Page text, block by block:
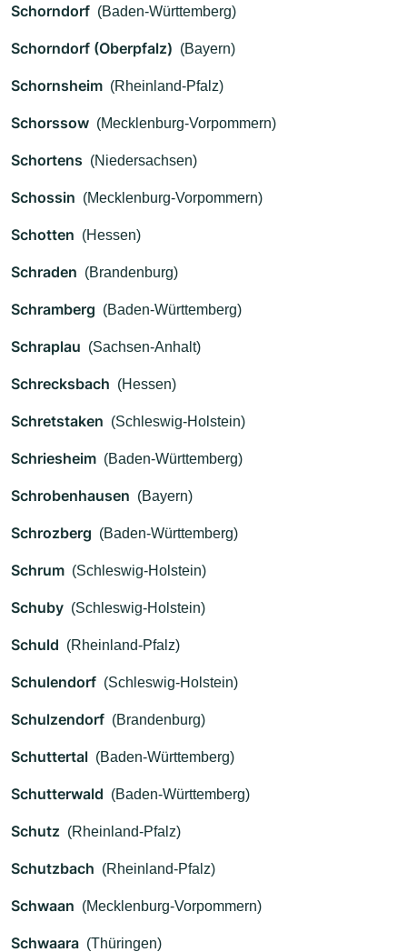
Schorndorf (Baden-Württemberg)
Schorndorf (Oberpfalz) (Bayern)
Schornsheim (Rheinland-Pfalz)
Schorssow (Mecklenburg-Vorpommern)
Schortens (Niedersachsen)
Schossin (Mecklenburg-Vorpommern)
Schotten (Hessen)
Schraden (Brandenburg)
Schramberg (Baden-Württemberg)
Schraplau (Sachsen-Anhalt)
Schrecksbach (Hessen)
Schretstaken (Schleswig-Holstein)
Schriesheim (Baden-Württemberg)
Schrobenhausen (Bayern)
Schrozberg (Baden-Württemberg)
Schrum (Schleswig-Holstein)
Schuby (Schleswig-Holstein)
Schuld (Rheinland-Pfalz)
Schulendorf (Schleswig-Holstein)
Schulzendorf (Brandenburg)
Schuttertal (Baden-Württemberg)
Schutterwald (Baden-Württemberg)
Schutz (Rheinland-Pfalz)
Schutzbach (Rheinland-Pfalz)
Schwaan (Mecklenburg-Vorpommern)
Schwaara (Thüringen)